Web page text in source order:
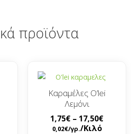
προϊόντα
Καραμέλες O’lei
Λεμόνι
1,75€ – 17,50€
0,02€/γρ./Κιλό